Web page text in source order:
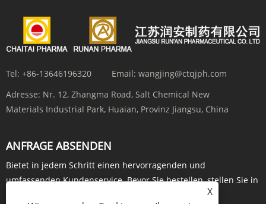
Tel: +86-13646196320 Email: wangjing@ctqjph.com
Adresse: Nr. 12, Zhangma Road, Salt Chemical New
Materials Industrial Park, Huaian, Provinz Jiangsu, China
ANFRAGE ABSENDEN
Bietet in jedem Schritt einen hervorragenden und
umfassenden Kundenservice. Bevor Sie bestellen, stellen Sie in
X